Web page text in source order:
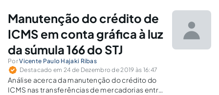
Manutenção do crédito de
ICMS em conta gráfica à luz
da súmula 166 do STJ
PorVicente Paulo Hajaki Ribas
Destacado em 24 de Dezembro de 2019 às 16:47
Análise acerca da manutenção do crédito do
ICMS nas transferências de mercadorias entre